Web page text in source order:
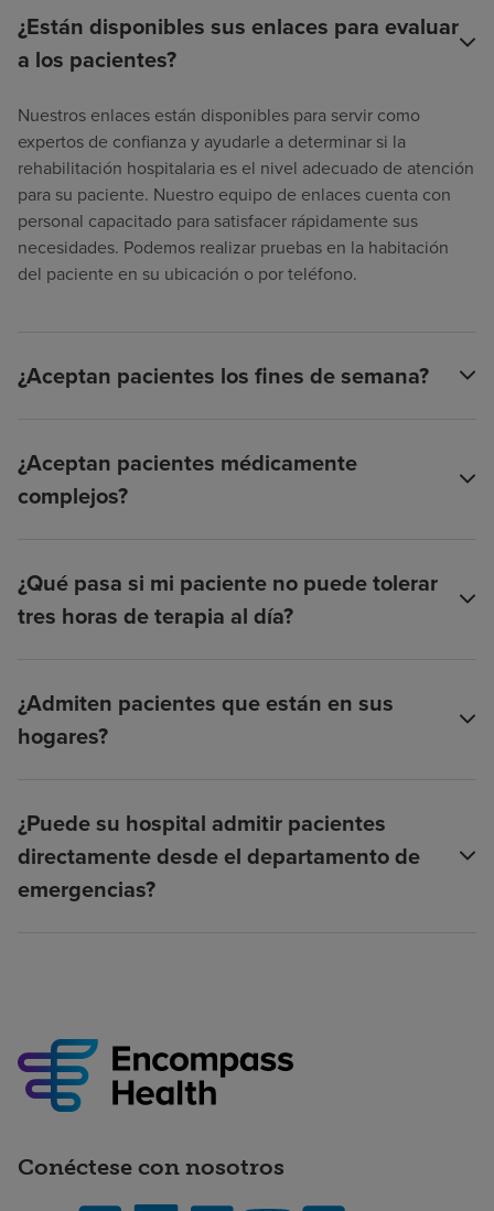
¿Están disponibles sus enlaces para evaluar
a los pacientes?
Nuestros enlaces están disponibles para servir como
expertos de confianza y ayudarle a determinar si la
rehabilitación hospitalaria es el nivel adecuado de atención
para su paciente. Nuestro equipo de enlaces cuenta con
personal capacitado para satisfacer rápidamente sus
necesidades. Podemos realizar pruebas en la habitación
del paciente en su ubicación o por teléfono.
¿Aceptan pacientes los fines de semana?
¿Aceptan pacientes médicamente
complejos?
¿Qué pasa si mi paciente no puede tolerar
tres horas de terapia al día?
¿Admiten pacientes que están en sus
hogares?
¿Puede su hospital admitir pacientes
directamente desde el departamento de
emergencias?
Conéctese con nosotros